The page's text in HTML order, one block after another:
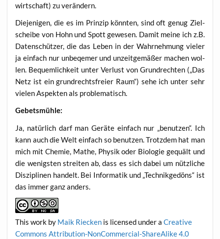
wirt­schaft) zu verändern.
Die­je­ni­gen, die es im Prin­zip könn­ten, sind oft genug Ziel­
schei­be von Hohn und Spott gewe­sen. Damit mei­ne ich z.B.
Daten­schüt­zer, die das Leben in der Wahr­neh­mung vie­ler
ja ein­fach nur unbe­qe­mer und unzeit­ge­mä­ßer machen wol­
len. Bequem­lich­keit unter Ver­lust von Grund­rech­ten („Das
Netz ist ein grund­rechts­frei­er Raum“) sehe ich unter sehr
vie­len Aspek­ten als problematisch.
Gebets­müh­le:
Ja, natür­lich darf man Gerä­te ein­fach nur „benut­zen“. Ich
kann auch die Welt ein­fach so benut­zen. Trotz­dem hat man
mich mit Che­mie, Mathe, Phy­sik oder Bio­lo­gie gequält und
die wenigs­ten strei­ten ab, dass es sich dabei um nütz­li­che
Dis­zi­pli­nen han­delt. Bei Infor­ma­tik und „Tech­nik­ge­döns“ ist
das immer ganz anders.
This work by Maik Riecken is licen­sed under aCrea­ti­ve
Com­mons Attri­bu­ti­on-Non­Com­mer­cial-ShareA­li­ke 4.0